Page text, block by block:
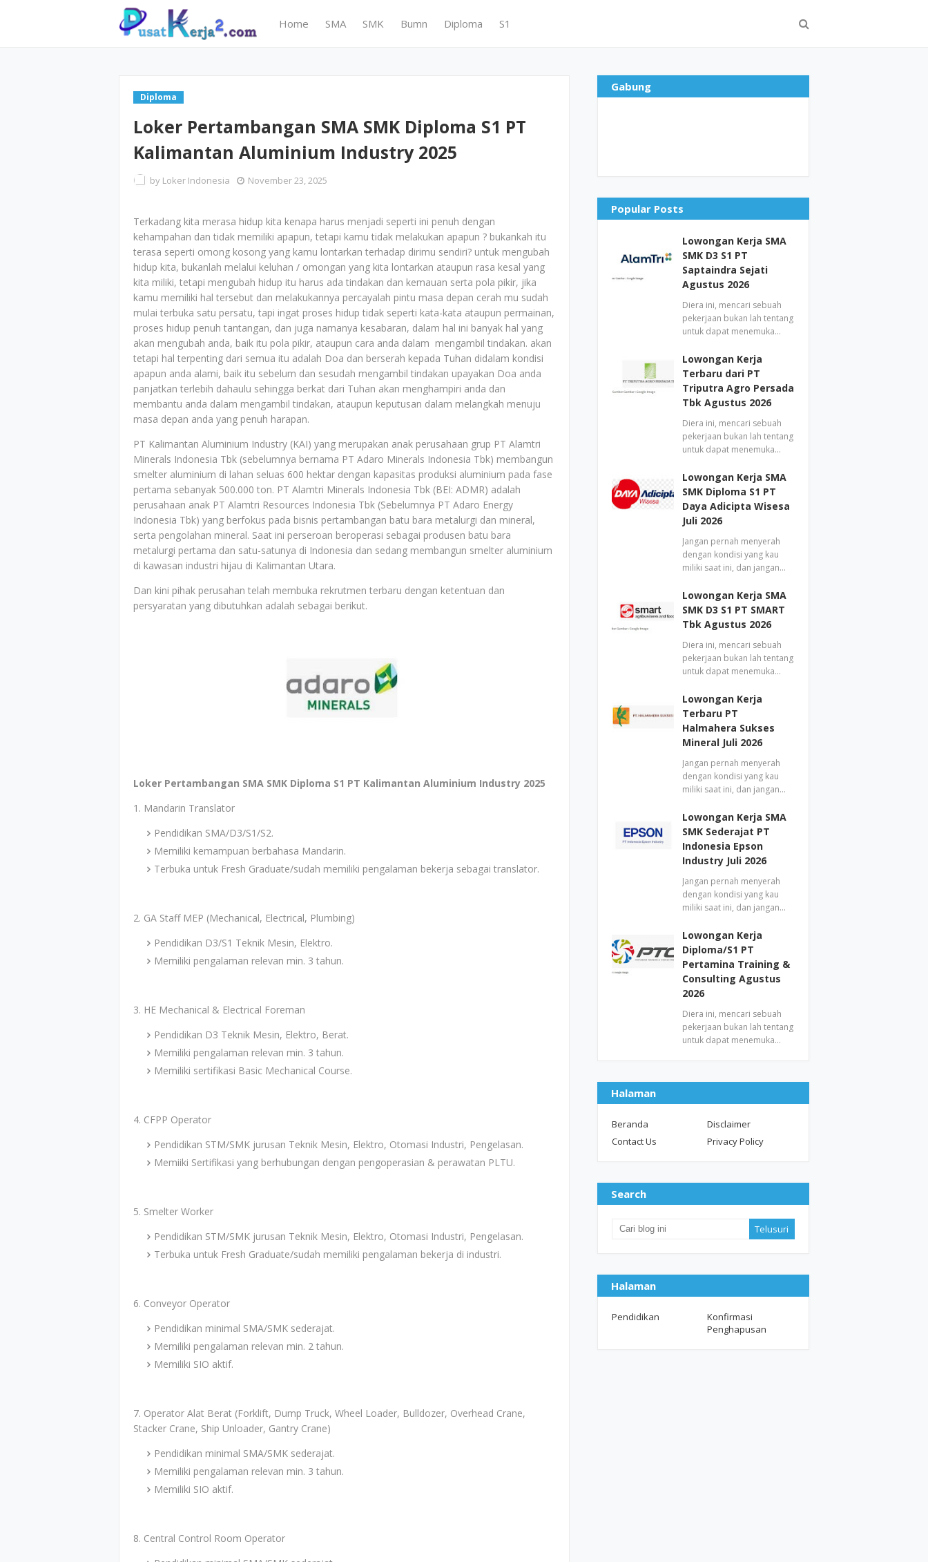
Home SMA SMK Bumn Diploma S1
Diploma
Loker Pertambangan SMA SMK Diploma S1 PT
Kalimantan Aluminium Industry 2025
by Loker Indonesia November 23, 2025
Terkadang kita merasa hidup kita kenapa harus menjadi seperti ini penuh dengan
kehampahan dan tidak memiliki apapun, tetapi kamu tidak melakukan apapun ? bukankah itu
terasa seperti omong kosong yang kamu lontarkan terhadap dirimu sendiri? untuk mengubah
hidup kita, bukanlah melalui keluhan / omongan yang kita lontarkan ataupun rasa kesal yang
kita miliki, tetapi mengubah hidup itu harus ada tindakan dan kemauan serta pola pikir, jika
kamu memiliki hal tersebut dan melakukannya percayalah pintu masa depan cerah mu sudah
mulai terbuka satu persatu, tapi ingat proses hidup tidak seperti kata-kata ataupun permainan,
proses hidup penuh tantangan, dan juga namanya kesabaran, dalam hal ini banyak hal yang
akan mengubah anda, baik itu pola pikir, ataupun cara anda dalam mengambil tindakan. akan
tetapi hal terpenting dari semua itu adalah Doa dan berserah kepada Tuhan didalam kondisi
apapun anda alami, baik itu sebelum dan sesudah mengambil tindakan upayakan Doa anda
panjatkan terlebih dahaulu sehingga berkat dari Tuhan akan menghampiri anda dan
membantu anda dalam mengambil tindakan, ataupun keputusan dalam melangkah menuju
masa depan anda yang penuh harapan.
PT Kalimantan Aluminium Industry (KAI) yang merupakan anak perusahaan grup PT Alamtri
Minerals Indonesia Tbk (sebelumnya bernama PT Adaro Minerals Indonesia Tbk) membangun
smelter aluminium di lahan seluas 600 hektar dengan kapasitas produksi aluminium pada fase
pertama sebanyak 500.000 ton. PT Alamtri Minerals Indonesia Tbk (BEI: ADMR) adalah
perusahaan anak PT Alamtri Resources Indonesia Tbk (Sebelumnya PT Adaro Energy
Indonesia Tbk) yang berfokus pada bisnis pertambangan batu bara metalurgi dan mineral,
serta pengolahan mineral. Saat ini perseroan beroperasi sebagai produsen batu bara
metalurgi pertama dan satu-satunya di Indonesia dan sedang membangun smelter aluminium
di kawasan industri hijau di Kalimantan Utara.
Dan kini pihak perusahan telah membuka rekrutmen terbaru dengan ketentuan dan
persyaratan yang dibutuhkan adalah sebagai berikut.
Loker Pertambangan SMA SMK Diploma S1 PT Kalimantan Aluminium Industry 2025
1. Mandarin Translator
Pendidikan SMA/D3/S1/S2.
Memiliki kemampuan berbahasa Mandarin.
Terbuka untuk Fresh Graduate/sudah memiliki pengalaman bekerja sebagai translator.
2. GA Staff MEP (Mechanical, Electrical, Plumbing)
Pendidikan D3/S1 Teknik Mesin, Elektro.
Memiliki pengalaman relevan min. 3 tahun.
3. HE Mechanical & Electrical Foreman
Pendidikan D3 Teknik Mesin, Elektro, Berat.
Memiliki pengalaman relevan min. 3 tahun.
Memiliki sertifikasi Basic Mechanical Course.
4. CFPP Operator
Pendidikan STM/SMK jurusan Teknik Mesin, Elektro, Otomasi Industri, Pengelasan.
Memiiki Sertifikasi yang berhubungan dengan pengoperasian & perawatan PLTU.
5. Smelter Worker
Pendidikan STM/SMK jurusan Teknik Mesin, Elektro, Otomasi Industri, Pengelasan.
Terbuka untuk Fresh Graduate/sudah memiliki pengalaman bekerja di industri.
6. Conveyor Operator
Pendidikan minimal SMA/SMK sederajat.
Memiliki pengalaman relevan min. 2 tahun.
Memiliki SIO aktif.
7. Operator Alat Berat (Forklift, Dump Truck, Wheel Loader, Bulldozer, Overhead Crane,
Stacker Crane, Ship Unloader, Gantry Crane)
Pendidikan minimal SMA/SMK sederajat.
Memiliki pengalaman relevan min. 3 tahun.
Memiliki SIO aktif.
8. Central Control Room Operator
Gabung
Popular Posts
Lowongan Kerja SMA
SMK D3 S1 PT
Saptaindra Sejati
Agustus 2026
Diera ini, mencari sebuah
pekerjaan bukan lah tentang
untuk dapat menemuka…
Lowongan Kerja
Terbaru dari PT
Triputra Agro Persada
Tbk Agustus 2026
Diera ini, mencari sebuah
pekerjaan bukan lah tentang
untuk dapat menemuka…
Lowongan Kerja SMA
SMK Diploma S1 PT
Daya Adicipta Wisesa
Juli 2026
Jangan pernah menyerah
dengan kondisi yang kau
miliki saat ini, dan jangan…
Lowongan Kerja SMA
SMK D3 S1 PT SMART
Tbk Agustus 2026
Diera ini, mencari sebuah
pekerjaan bukan lah tentang
untuk dapat menemuka…
Lowongan Kerja
Terbaru PT
Halmahera Sukses
Mineral Juli 2026
Jangan pernah menyerah
dengan kondisi yang kau
miliki saat ini, dan jangan…
Lowongan Kerja SMA
SMK Sederajat PT
Indonesia Epson
Industry Juli 2026
Jangan pernah menyerah
dengan kondisi yang kau
miliki saat ini, dan jangan…
Lowongan Kerja
Diploma/S1 PT
Pertamina Training &
Consulting Agustus
2026
Diera ini, mencari sebuah
pekerjaan bukan lah tentang
untuk dapat menemuka…
Halaman
Beranda
Disclaimer
Contact Us
Privacy Policy
Search
Halaman
Pendidikan
Konfirmasi
Penghapusan